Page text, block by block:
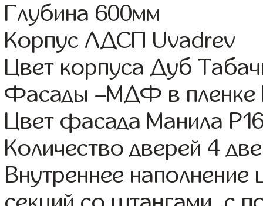
Глубина 600мм
Корпус ЛДСП Uvadrev
Цвет корпуса Дуб
Фасады –МДФ в пленке
Цвет фасада Манила
Количество дверей 4
Внутреннее